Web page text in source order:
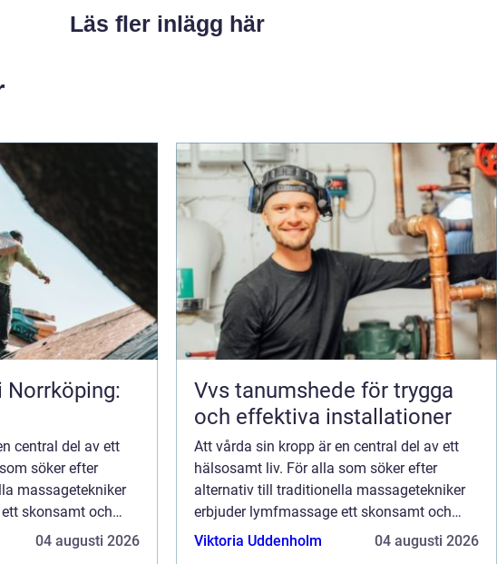
Läs fler inlägg här
Norrköping:
central del av ett
söker efter
massagetekniker
skonsamt och
naturliga
04 augusti 2026
Vvs tanumshede för trygga
och effektiva installationer
Att vårda sin kropp är en central del av ett
hälsosamt liv. För alla som söker efter
alternativ till traditionella massagetekniker
erbjuder lymfmassage ett skonsamt och
effektivt sätt att främja kroppens naturliga
Viktoria Uddenholm 04 augusti 2026